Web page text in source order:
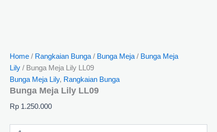
Home / Rangkaian Bunga / Bunga Meja / Bunga Meja
Lily / Bunga Meja Lily LL09
Bunga Meja Lily, Rangkaian Bunga
Bunga Meja Lily LL09
Rp 1.250.000